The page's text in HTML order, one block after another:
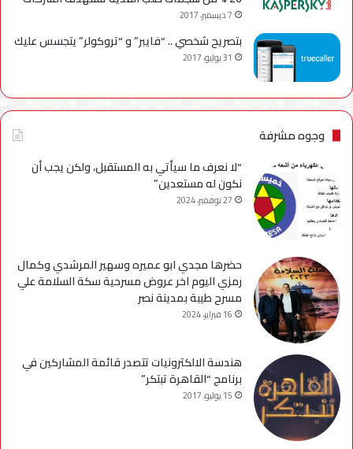
7 ديسمبر، 2017
بتصريح شخصي .. “فايبر” و “تروكولر” يتجسس عليك
31 يوليو، 2017
وجوه مشرفة
“لا نعرف ما سيأتي به المستقبل، ولكن يجب أن
نكون له مستعدين”
27 نوفمبر، 2024
حضرها مجدي ابو عميره وسهير المرشدي وكمال
رمزي اليوم اخر عروض مسرحية سكة السلامة علي
مسرح طيبة بمدينة نصر
16 فبراير، 2024
هندسة الالكترونيات تتصدر قائمة المشاركين في
برنامج “القاهرة تبتكر”
15 يوليو، 2017